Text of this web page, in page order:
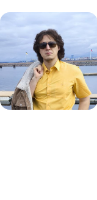
З